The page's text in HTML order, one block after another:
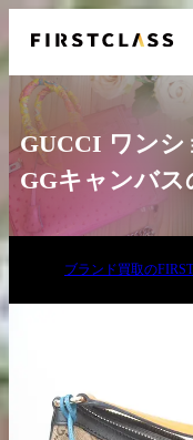
GUCCI ワンシ
GGキャンバス
ブランド買取の